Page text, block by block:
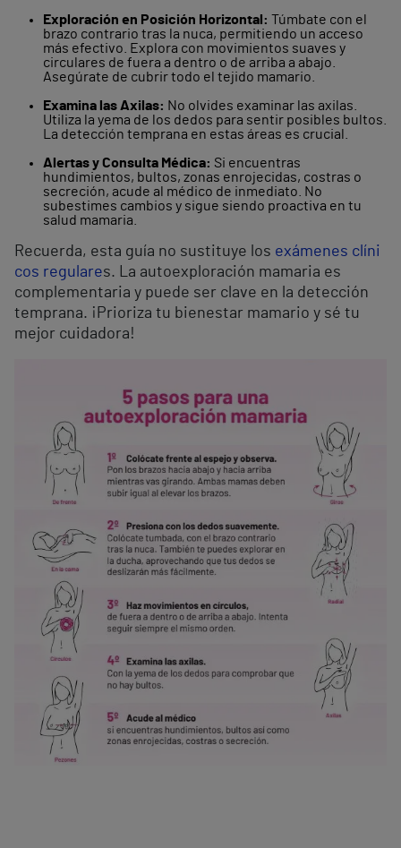
Exploración en Posición Horizontal: Túmbate con el
brazo contrario tras la nuca, permitiendo un acceso
más efectivo. Explora con movimientos suaves y
circulares de fuera a dentro o de arriba a abajo.
Asegúrate de cubrir todo el tejido mamario.
Examina las Axilas: No olvides examinar las axilas.
Utiliza la yema de los dedos para sentir posibles bultos.
La detección temprana en estas áreas es crucial.
Alertas y Consulta Médica: Si encuentras
hundimientos, bultos, zonas enrojecidas, costras o
secreción, acude al médico de inmediato. No
subestimes cambios y sigue siendo proactiva en tu
salud mamaria.
Recuerda, esta guía no sustituye los exámenes clíni
cos regulares. La autoexploración mamaria es
complementaria y puede ser clave en la detección
temprana. ¡Prioriza tu bienestar mamario y sé tu
mejor cuidadora!